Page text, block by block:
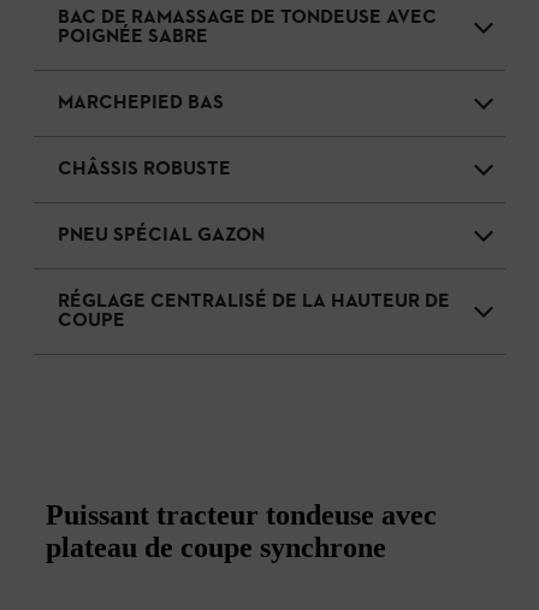
BAC DE RAMASSAGE DE TONDEUSE AVEC
POIGNÉE SABRE
MARCHEPIED BAS
CHÂSSIS ROBUSTE
PNEU SPÉCIAL GAZON
RÉGLAGE CENTRALISÉ DE LA HAUTEUR DE
COUPE
Puissant tracteur tondeuse avec
plateau de coupe synchrone